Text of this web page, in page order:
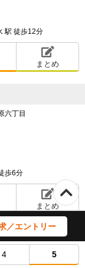
／エントリー
4 5
駅 徒歩12分
まとめ
六丁目
歩6分
まとめ
トシティ フロン
丁目